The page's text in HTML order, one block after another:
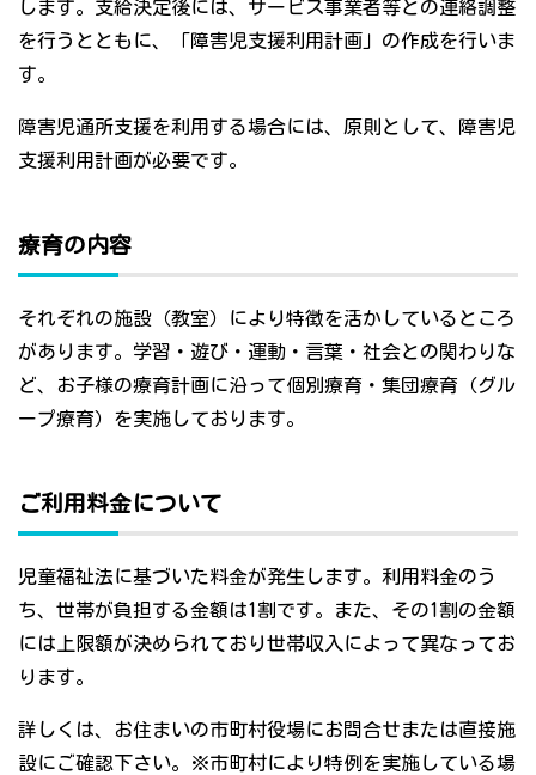
します。支給決定後には、サービス事業者等との連絡調整
を行うとともに、「障害児支援利用計画」の作成を行いま
す。
障害児通所支援を利用する場合には、原則として、障害児
支援利用計画が必要です。
療育の内容
それぞれの施設（教室）により特徴を活かしているところ
があります。学習・遊び・運動・言葉・社会との関わりな
ど、お子様の療育計画に沿って個別療育・集団療育（グル
ープ療育）を実施しております。
ご利用料金について
児童福祉法に基づいた料金が発生します。利用料金のう
ち、世帯が負担する金額は1割です。また、その1割の金額
には上限額が決められており世帯収入によって異なってお
ります。
詳しくは、お住まいの市町村役場にお問合せまたは直接施
設にご確認下さい。※市町村により特例を実施している場